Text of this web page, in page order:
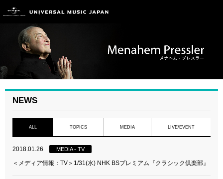
NEWS
ALL TOPICS MEDIA LIVE/EVENT
2018.01.26 MEDIA - TV
＜メディア情報：TV＞1/31(水) NHK BSプレミアム『クラシック倶楽部』